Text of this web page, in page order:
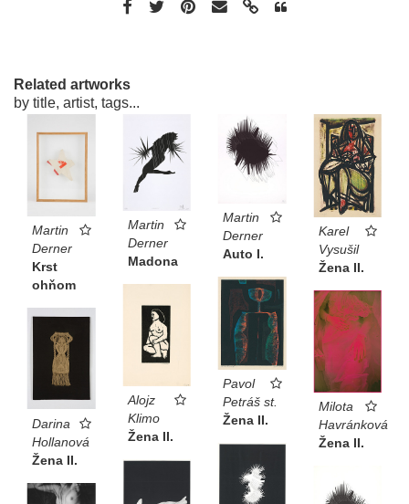
Related artworks
by title, artist, tags...
Martin
Derner
Krst
ohňom
Martin
Derner
Madona
Martin
Derner
Auto I.
Karel
Vysušil
Žena II.
Pavol
Petráš st.
Žena II.
Alojz
Klimo
Žena II.
Milota
Havránková
Žena II.
Darina
Hollanová
Žena II.